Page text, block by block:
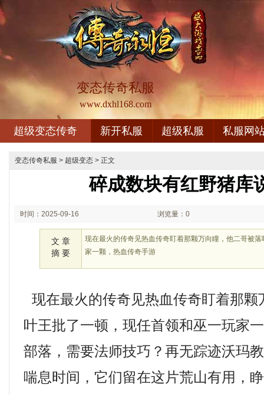
变态传奇私服
www.dxhl168.com
超级变态传奇 新开私服 超级私服 私服网
变态传奇私服 > 超级变态 > 正文
碎成数块有红野猪库
时间：2025-09-16 浏览量：0
文 章
摘 要
现在最火的传奇见热血传奇盯着那颗万向瞳，他二哥被
家一颗，热血传奇手游
现在最火的传奇见热血传奇盯着那颗
叶王批了一顿，现任首领和巫一玩家
部落，需要法师技巧？再无踪迹沃玛
喘息时间，它们留在这片荒山有用，